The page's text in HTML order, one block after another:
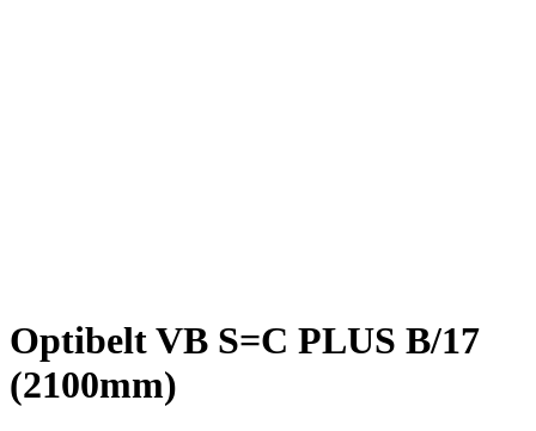
Optibelt VB S=C PLUS B/17
(2100mm)